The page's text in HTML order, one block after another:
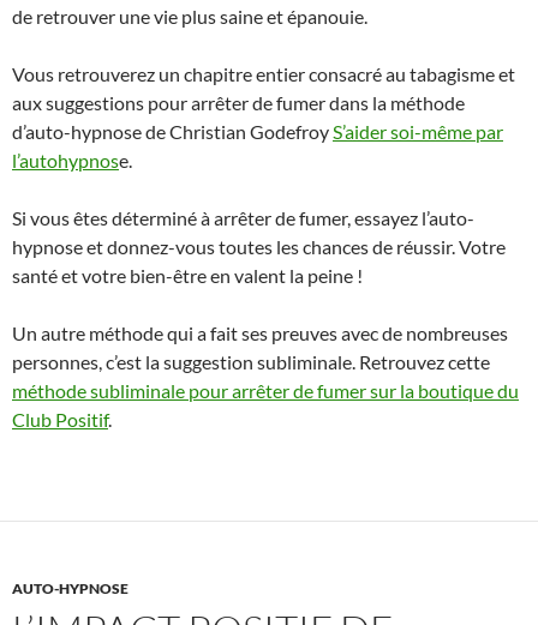
de retrouver une vie plus saine et épanouie.
Vous retrouverez un chapitre entier consacré au tabagisme et
aux suggestions pour arrêter de fumer dans la méthode
d’auto-hypnose de Christian GodefroyS’aider soi-même par
l’autohypnose.
Si vous êtes déterminé à arrêter de fumer, essayez l’auto-
hypnose et donnez-vous toutes les chances de réussir. Votre
santé et votre bien-être en valent la peine !
Un autre méthode qui a fait ses preuves avec de nombreuses
personnes, c’est la suggestion subliminale. Retrouvez cette
méthode subliminale pour arrêter de fumer sur la boutique du
Club Positif.
AUTO-HYPNOSE